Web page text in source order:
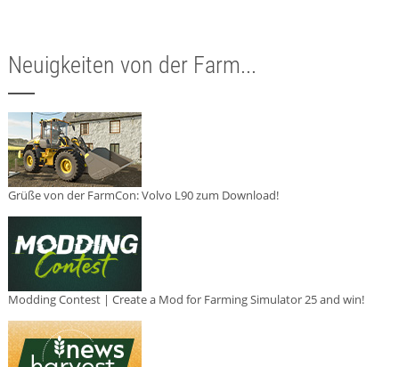
Neuigkeiten von der Farm...
Grüße von der FarmCon: Volvo L90 zum Download!
Modding Contest | Create a Mod for Farming Simulator 25 and win!